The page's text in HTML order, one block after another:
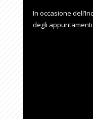
In occasione
degli